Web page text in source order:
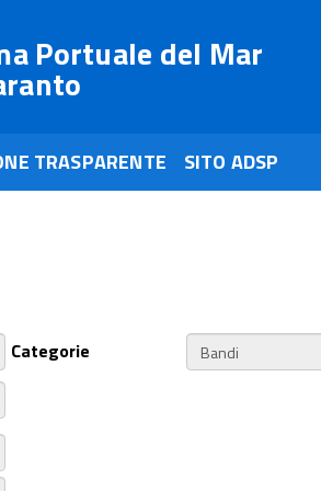
Portuale del Mar
TRASPARENTE
SITO ADSP
Categorie